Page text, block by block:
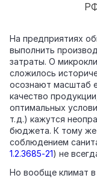
На предприятиях
выполнить
затраты. О
сложилось
осознают масштаб
качество
оптимальных
т. д.) кажутся
бюджета. К тому же
соблюдением
1.2.3685‑21) не
Но вообще климат